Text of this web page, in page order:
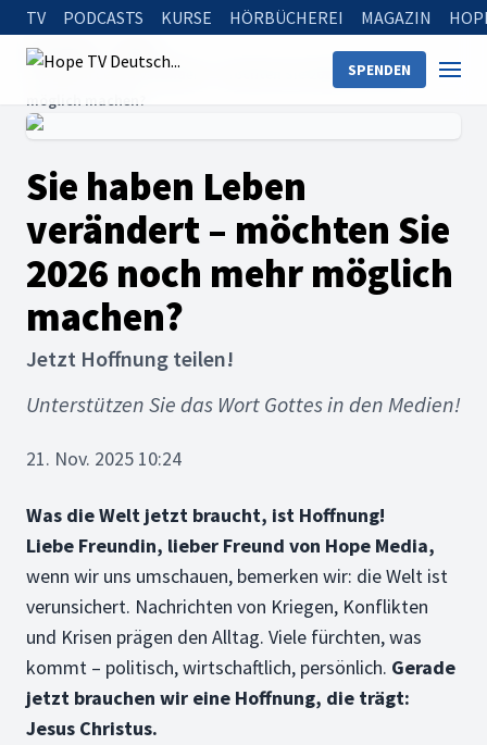
TV PODCASTS KURSE HÖRBÜCHEREI MAGAZIN
SPENDEN
Startseite
Sie haben Leben verändert – möchten Sie 2026 noch mehr
möglich machen?
Sie haben Leben
verändert – möchten Sie
2026 noch mehr möglich
machen?
Jetzt Hoffnung teilen!
Unterstützen Sie das Wort Gottes in den Medien!
21. Nov. 2025 10:24
Was die Welt jetzt braucht, ist Hoffnung!
Liebe Freundin, lieber Freund von Hope Media,
wenn wir uns umschauen, bemerken wir: die Welt ist
verunsichert. Nachrichten von Kriegen, Konflikten
und Krisen prägen den Alltag. Viele fürchten, was
kommt – politisch, wirtschaftlich, persönlich. Gerade
jetzt brauchen wir eine Hoffnung, die trägt:
Jesus Christus.